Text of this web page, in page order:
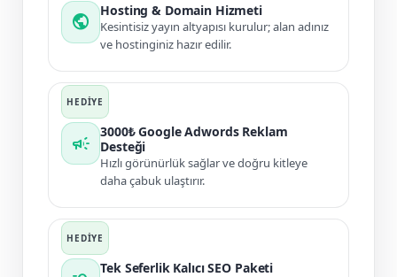
public
Hosting & Domain Hizmeti
Kesintisiz yayın altyapısı kurulur; alan adınız
ve hostinginiz hazır edilir.
campaign
3000₺ Google Adwords Reklam
Desteği
Hızlı görünürlük sağlar ve doğru kitleye
daha çabuk ulaştırır.
Tek Seferlik Kalıcı SEO Paketi